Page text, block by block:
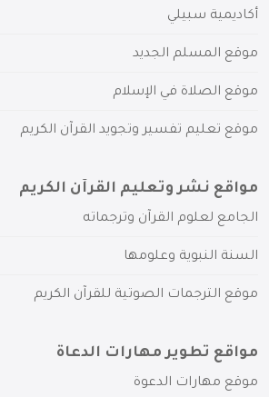
أكاديمية سبيلي
موقع المسلم الجديد
موقع الصلاة في الإسلام
موقع تعليم تفسير وتجويد القرآن الكريم
مواقع نشر وتعليم القرآن الكريم
الجامع لعلوم القرآن وترجماته
السنة النبوية وعلومها
موقع الترجمات الصوتية للقرآن الكريم
مواقع تطوير مهارات الدعاة
موقع مهارات الدعوة